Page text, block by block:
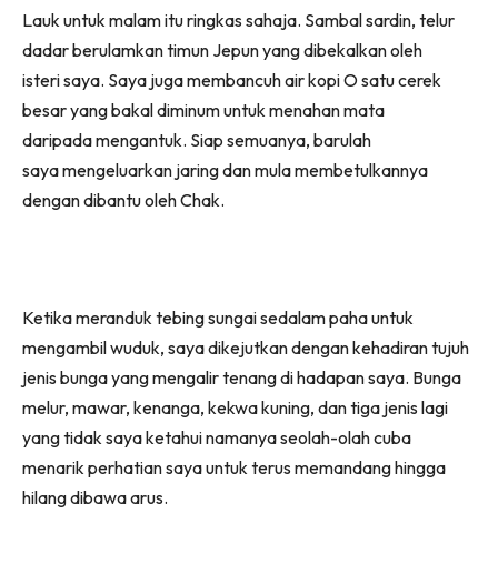
Lauk untuk malam itu ringkas sahaja. Sambal sardin, telur
dadar berulamkan timun Jepun yang dibekalkan oleh
isteri saya. Saya juga membancuh air kopi O satu cerek
besar yang bakal diminum untuk menahan mata
daripada mengantuk. Siap semuanya, barulah
saya mengeluarkan jaring dan mula membetulkannya
dengan dibantu oleh Chak.
Ketika meranduk tebing sungai sedalam paha untuk
mengambil wuduk, saya dikejutkan dengan kehadiran tujuh
jenis bunga yang mengalir tenang di hadapan saya. Bunga
melur, mawar, kenanga, kekwa kuning, dan tiga jenis lagi
yang tidak saya ketahui namanya seolah-olah cuba
menarik perhatian saya untuk terus memandang hingga
hilang dibawa arus.